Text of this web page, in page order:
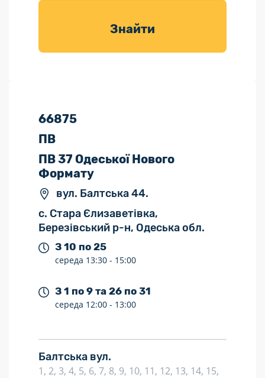
товарів для
Знайти
66875
ПВ
ПВ 37 Одеської Нового
Формату
вул. Балтська 44.
с. Стара Єлизаветівка,
Березівський р-н, Одеська обл.
З 10 по 25
середа 13:30 - 15:00
З 1 по 9 та 26 по 31
середа 12:00 - 13:00
Балтська вул.
1, 2, 3, 4, 5, 6, 7, 8, 9, 10, 11, 12, 13, 14, 15,